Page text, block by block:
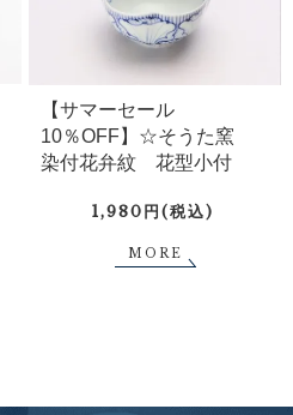
【サマーセール
10％OFF】☆そうた窯
染付花弁紋 花型小付
1,980円(税込)
MORE